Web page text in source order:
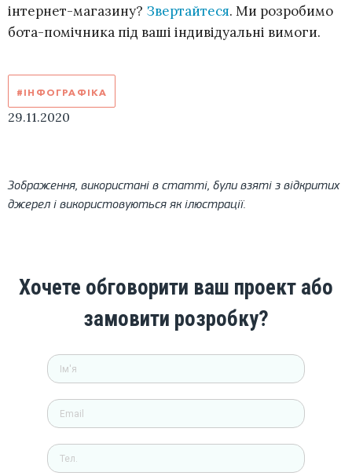
інтернет-магазину? Звертайтеся. Ми розробимо
бота-помічника під ваші індивідуальні вимоги.
#ІНФОГРАФІКА
29.11.2020
Зображення, використані в статті, були взяті з відкритих
джерел і використовуються як ілюстрації.
Хочете обговорити ваш проект або
замовити розробку?